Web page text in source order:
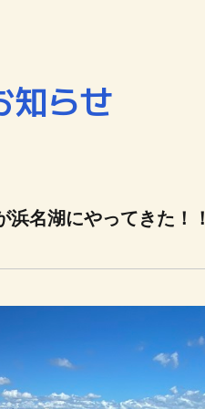
知らせ
名湖にやってきた！！